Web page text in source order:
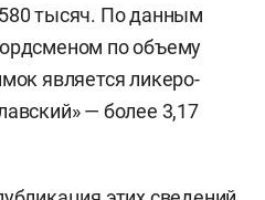
тысяч. По данным
по объему
является ликеро-
— более 3,17